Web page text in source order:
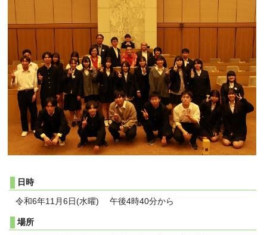
日時
令和6年11月6日(水曜) 午後4時40分から
場所